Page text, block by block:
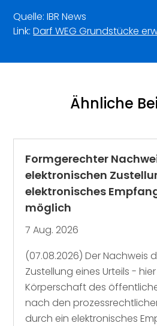
Quelle: IBR News
Link:Darf WEG Grundstücke
Ähnliche
Formgerechter
elektronischen
elektronisches
möglich
7 Aug. 2026
(07.08.2026) Der Nachweis
Zustellung eines Urteils -
Körperschaft des
nach den
durch ein elektronisches